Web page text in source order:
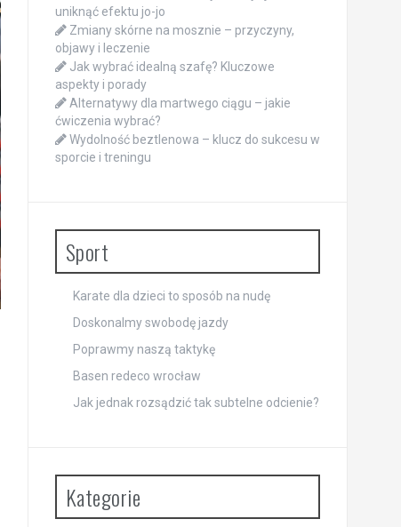
uniknąć efektu jo-jo
Zmiany skórne na mosznie – przyczyny,
objawy i leczenie
Jak wybrać idealną szafę? Kluczowe
aspekty i porady
Alternatywy dla martwego ciągu – jakie
ćwiczenia wybrać?
Wydolność beztlenowa – klucz do sukcesu w
sporcie i treningu
Sport
Karate dla dzieci to sposób na nudę
Doskonalmy swobodę jazdy
Poprawmy naszą taktykę
Basen redeco wrocław
Jak jednak rozsądzić tak subtelne odcienie?
Kategorie